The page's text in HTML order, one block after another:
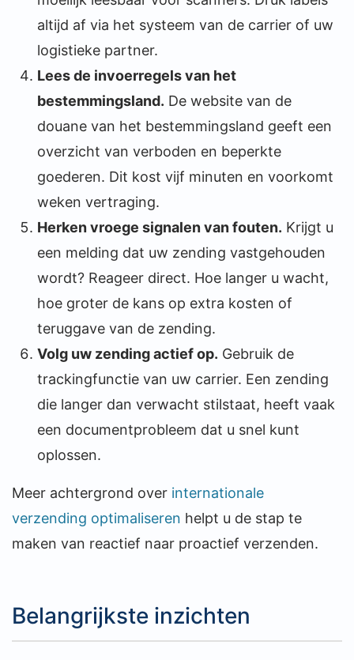
altijd af via het systeem van de carrier of uw
logistieke partner.
Lees de invoerregels van het
bestemmingsland. De website van de
douane van het bestemmingsland geeft een
overzicht van verboden en beperkte
goederen. Dit kost vijf minuten en voorkomt
weken vertraging.
Herken vroege signalen van fouten. Krijgt u
een melding dat uw zending vastgehouden
wordt? Reageer direct. Hoe langer u wacht,
hoe groter de kans op extra kosten of
teruggave van de zending.
Volg uw zending actief op. Gebruik de
trackingfunctie van uw carrier. Een zending
die langer dan verwacht stilstaat, heeft vaak
een documentprobleem dat u snel kunt
oplossen.
Meer achtergrond over internationale
verzending optimaliseren helpt u de stap te
maken van reactief naar proactief verzenden.
Belangrijkste inzichten